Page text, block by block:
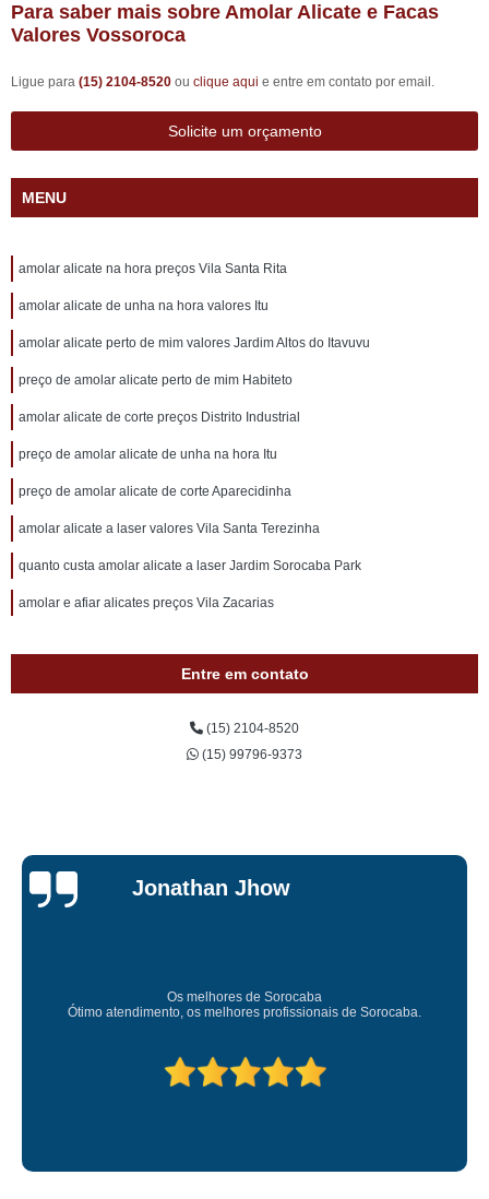
Para saber mais sobre Amolar Alicate e Facas
Valores Vossoroca
Ligue para (15) 2104-8520 ou clique aqui e entre em contato por email.
Solicite um orçamento
MENU
amolar alicate na hora preços Vila Santa Rita
amolar alicate de unha na hora valores Itu
amolar alicate perto de mim valores Jardim Altos do Itavuvu
preço de amolar alicate perto de mim Habiteto
amolar alicate de corte preços Distrito Industrial
preço de amolar alicate de unha na hora Itu
preço de amolar alicate de corte Aparecidinha
amolar alicate a laser valores Vila Santa Terezinha
quanto custa amolar alicate a laser Jardim Sorocaba Park
amolar e afiar alicates preços Vila Zacarias
Entre em contato
(15) 2104-8520
(15) 99796-9373
Jessica
Carvalho
Super recomendo!
Amei o atendimento. Preco super bom. Superou minhas
Deixou o meu bem super arrumadinhooo recomendo!